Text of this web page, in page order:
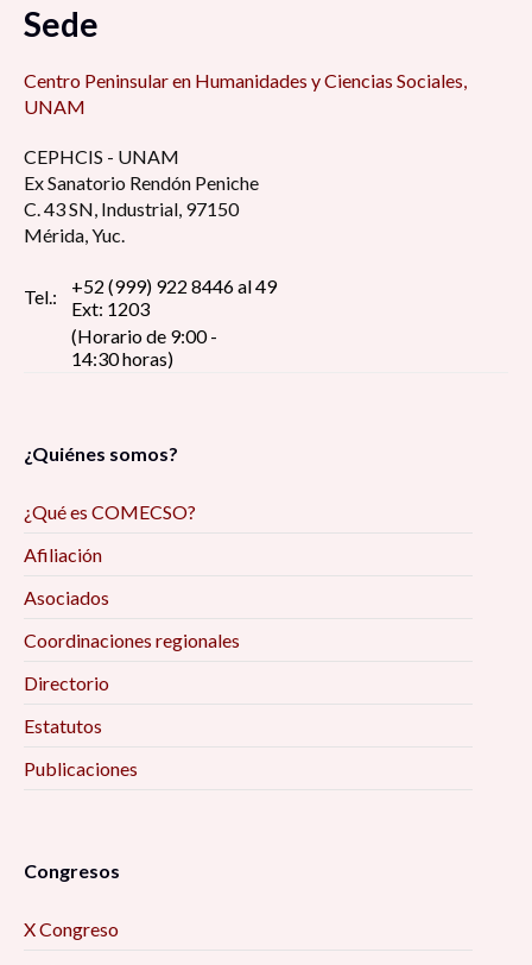
Sede
Centro Peninsular en Humanidades y Ciencias Sociales,
UNAM
CEPHCIS - UNAM
Ex Sanatorio Rendón Peniche
C. 43 SN, Industrial, 97150
Mérida, Yuc.
Tel.:
+52 (999) 922 8446 al 49
Ext: 1203
(Horario de 9:00 -
14:30 horas)
¿Quiénes somos?
¿Qué es COMECSO?
Afiliación
Asociados
Coordinaciones regionales
Directorio
Estatutos
Publicaciones
Congresos
X Congreso